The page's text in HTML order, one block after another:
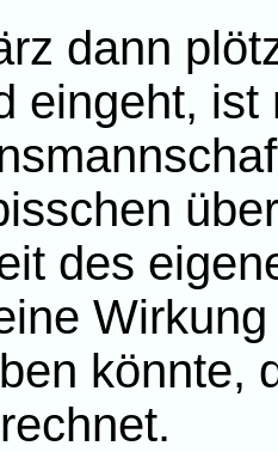
dann
eingeht, ist
des
könnte,